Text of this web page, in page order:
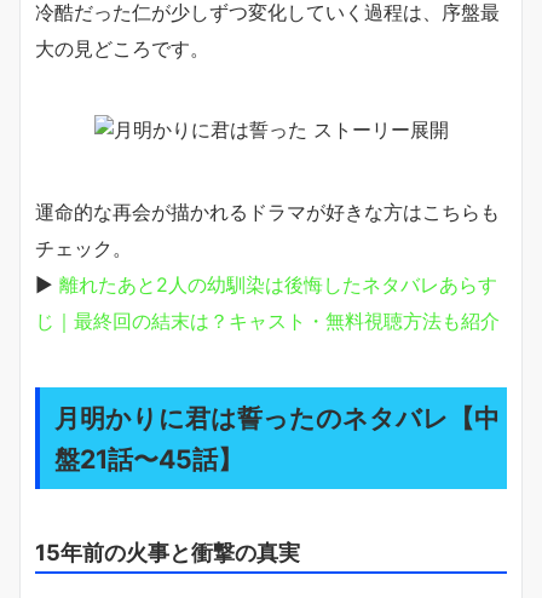
冷酷だった仁が少しずつ変化していく過程は、序盤最
大の見どころです。
運命的な再会が描かれるドラマが好きな方はこちらも
チェック。
▶ 離れたあと2人の幼馴染は後悔したネタバレあらす
じ｜最終回の結末は？キャスト・無料視聴方法も紹介
月明かりに君は誓ったのネタバレ【中
盤21話〜45話】
15年前の火事と衝撃の真実